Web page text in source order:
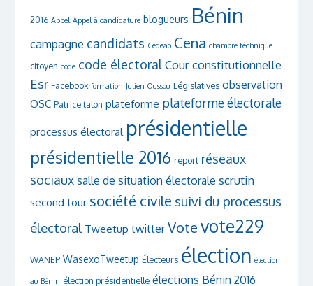
2016 Appel Appel à candidature blogueurs Bénin
campagne candidats Cedeao Cena chambre technique
citoyen code code électoral Cour constitutionnelle
Esr Facebook formation Julien Oussou Législatives observation
OSC Patrice talon plateforme plateforme électorale
processus électoral présidentielle
présidentielle 2016 report réseaux
sociaux salle de situation électorale scrutin
second tour société civile suivi du processus
électoral Tweetup twitter Votevote229
WANEP WasexoTweetup Électeurs élection élection
au Bénin élection présidentielle élections Bénin 2016